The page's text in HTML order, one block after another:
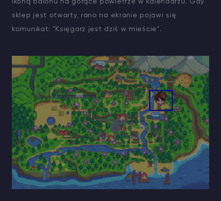
ikoną balonu na gorące powietrze w kalendarzu. Gdy
sklep jest otwarty, rano na ekranie pojawi się
komunikat: "Księgarz jest dziś w mieście".